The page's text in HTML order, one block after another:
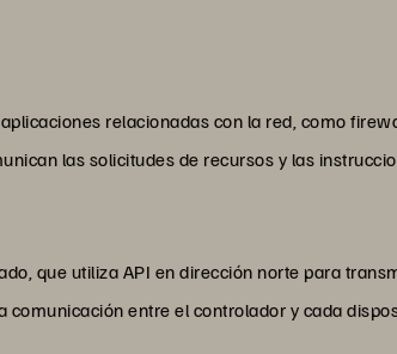
relacionadas con la red, como
las solicitudes de recursos y las
que utiliza API en dirección norte para
entre el controlador y cada